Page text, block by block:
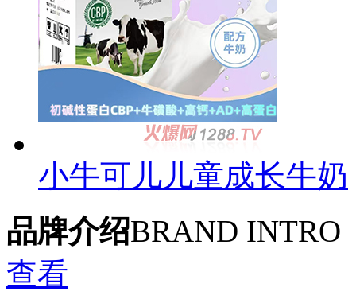
小牛可儿儿童成长牛奶
品牌介绍BRAND INTRO
查看